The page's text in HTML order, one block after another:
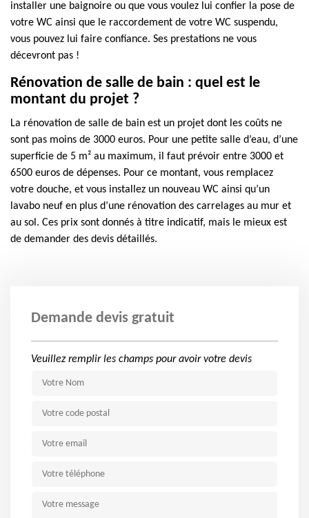
installer une baignoire ou que vous voulez lui confier la pose de
votre WC ainsi que le raccordement de votre WC suspendu,
vous pouvez lui faire confiance. Ses prestations ne vous
décevront pas !
Rénovation de salle de bain : quel est le
montant du projet ?
La rénovation de salle de bain est un projet dont les coûts ne
sont pas moins de 3000 euros. Pour une petite salle d’eau, d’une
superficie de 5 m² au maximum, il faut prévoir entre 3000 et
6500 euros de dépenses. Pour ce montant, vous remplacez
votre douche, et vous installez un nouveau WC ainsi qu’un
lavabo neuf en plus d’une rénovation des carrelages au mur et
au sol. Ces prix sont donnés à titre indicatif, mais le mieux est
de demander des devis détaillés.
Demande devis gratuit
Veuillez remplir les champs pour avoir votre devis